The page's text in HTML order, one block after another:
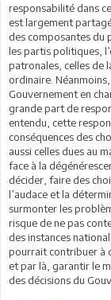
responsabilité dans
est largement
des composantes du
les partis politiques,
patronales, celles de
ordinaire.
Gouvernement en
grande part de
entendu, cette
conséquences des
aussi celles dues au
face à la
décider, faire des
l’audace et la
surmonter les
risque de ne pas
des instances
pourrait contribuer à
et par là, garantir le
des décisions du